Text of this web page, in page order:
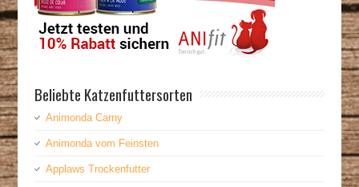
Beliebte Katzenfuttersorten
Animonda Carny
Animonda vom Feinsten
Applaws Trockenfutter